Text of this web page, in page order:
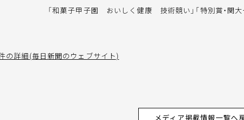
「和菓子甲子園 おいしく健康 技術競い」「特別賞・関大
の詳細(毎日新聞のウェブサイト)
メディア掲載情報一覧へ